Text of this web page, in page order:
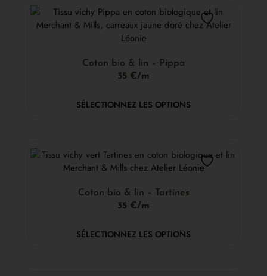
Coton bio & lin – Pippa
35 €/m
SÉLECTIONNEZ LES OPTIONS
Coton bio & lin – Tartines
35 €/m
SÉLECTIONNEZ LES OPTIONS